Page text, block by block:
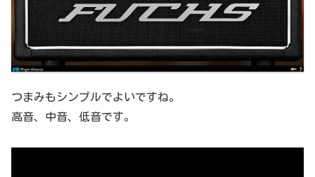
つまみもシンプルでよいですね。
高音、中音、低音です。